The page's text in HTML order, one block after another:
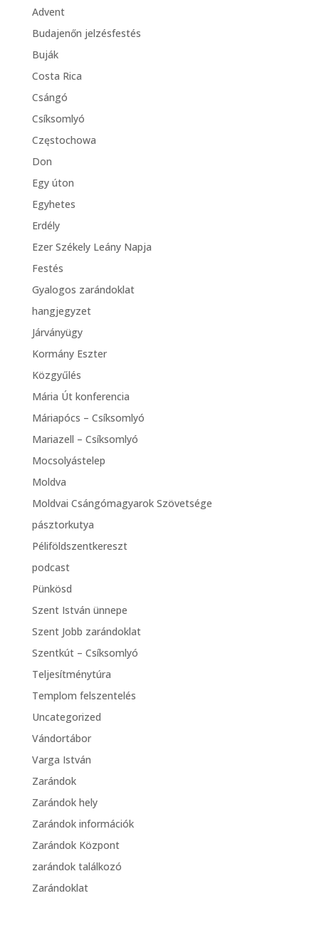
Advent
Budajenőn jelzésfestés
Buják
Costa Rica
Csángó
Csíksomlyó
Częstochowa
Don
Egy úton
Egyhetes
Erdély
Ezer Székely Leány Napja
Festés
Gyalogos zarándoklat
hangjegyzet
Járványügy
Kormány Eszter
Közgyűlés
Mária Út konferencia
Máriapócs – Csíksomlyó
Mariazell – Csíksomlyó
Mocsolyástelep
Moldva
Moldvai Csángómagyarok Szövetsége
pásztorkutya
Péliföldszentkereszt
podcast
Pünkösd
Szent István ünnepe
Szent Jobb zarándoklat
Szentkút – Csíksomlyó
Teljesítménytúra
Templom felszentelés
Uncategorized
Vándortábor
Varga István
Zarándok
Zarándok hely
Zarándok információk
Zarándok Központ
zarándok találkozó
Zarándoklat